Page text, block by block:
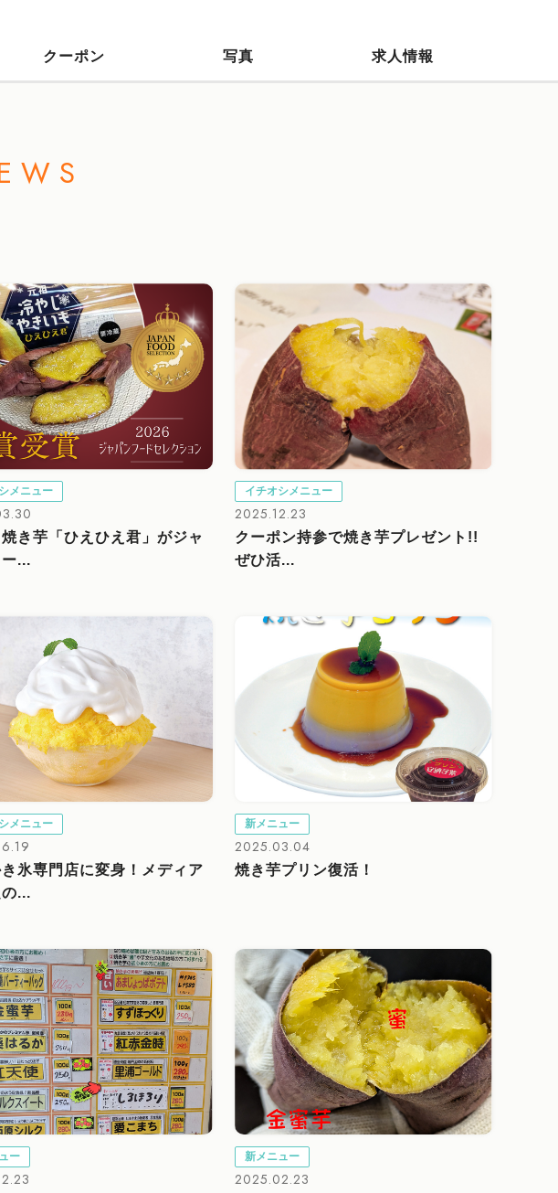
クーポン 写真 求人情報
メニュー
き芋「ひえひえ君」がジャ
...
イチオシメニュー
2025.12.23
クーポン持参で焼き芋プレゼント!!
ぜひ活...
メニュー
氷専門店に変身！メディア
...
新メニュー
2025.03.04
焼き芋プリン復活！
ー 新メニュー
2025.02.23